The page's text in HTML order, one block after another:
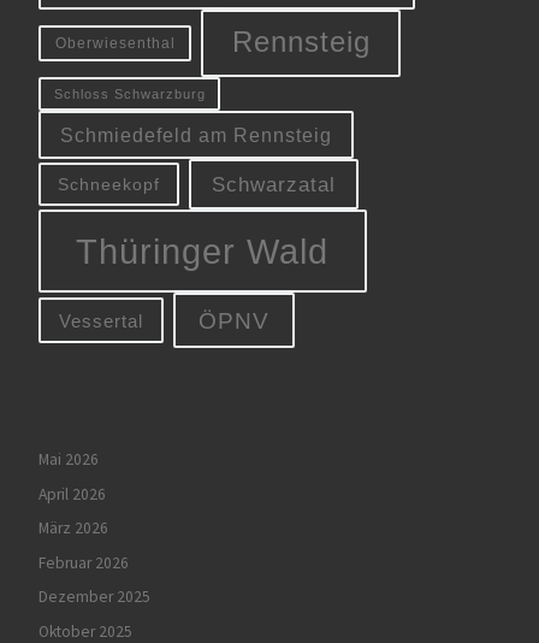
Oberwiesenthal Rennsteig
Schloss Schwarzburg
Schmiedefeld am Rennsteig
Schneekopf Schwarzatal
Thüringer Wald
Vessertal ÖPNV
Mai 2026
April 2026
März 2026
Februar 2026
Dezember 2025
Oktober 2025